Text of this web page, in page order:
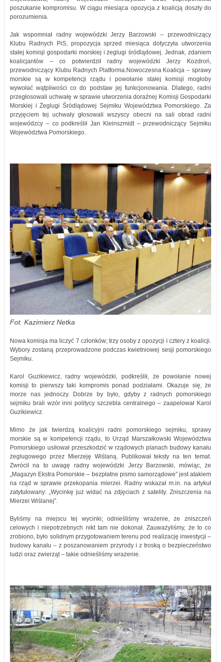
poszukanie kompromisu. W ciągu miesiąca opozycja z koalicją doszły do
porozumienia.
Jak wspomniał radny wojewódzki Jerzy Barzowski – przewodniczący
Klubu Radnych PiS, propozycja sprzed miesiąca dotyczyła utworzenia
stałej komisji gospodarki morskiej i żeglugi śródlądowej. Jednak, zdaniem
koalicjantów – co potwierdził radny wojewódzki Jerzy Kozdroń,
przewodniczący Klubu Radnych Platforma.Nowoczesna Koalicja – sprawy
morskie są w kompetencji rządu i powołanie stałej komisji mogłoby
wywołać wątpliwości co do podstaw jej funkcjonowania. Dlatego, radni
przegłosowali uchwałę w sprawie utworzenia doraźnej Komisji Gospodarki
Morskiej i Żeglugi Śródlądowej Sejmiku Województwa Pomorskiego. Za
przyjęciem tej uchwały głosowali wszyscy obecni na sali obrad radni
wojewódzcy – co podkreślił Jan Kleinszmidt – przewodniczący Sejmiku
Województwa Pomorskiego.
Fot. Kazimierz Netka
Nowa komisja ma liczyć 7 członków; trzy osoby z opozycji i cztery z koalicji.
Wybory zostaną przeprowadzone podczas kwietniowej sesji pomorskiego
Sejmiku.
Karol Guzikiewicz, radny wojewódzki, podkreślił, że powołanie nowej
komisji to pierwszy taki kompromis ponad podziałami. Okazuje się, że
morze nas jednoczy. Dobrze by było, gdyby z radnych pomorskiego
sejmiku brali wzór inni politycy szczebla centralnego – zaapelował Karol
Guzikiewicz.
Mimo że jak twierdzą koalicyjni radni pomorskiego sejmiku, sprawy
morskie są w kompetencji rządu, to Urząd Marszałkowski Województwa
Pomorskiego usiłował przeszkodzić w rządowych planach budowy kanału
żeglugowego przez Mierzeję Wiślaną. Publikował teksty na ten temat.
Zwrócił na to uwagę radny wojewódzki Jerzy Barzowski, mówiąc, że
„Magazyn Ekstra Pomorskie – bezpłatne pismo samorządowe” jest atakiem
na rząd w sprawie przekopania mierzei. Radny wskazał m.in. na artykuł
zatytułowany: „Wycinkę już widać na zdjęciach z satelity. Zniszczenia na
Mierzei Wiślanej”.
Byliśmy na miejscu tej wycinki; odnieśliśmy wrażenie, ze zniszczeń
celowych i niepotrzebnych nikt tam nie dokonał. Zauważyliśmy, że to co
zrobiono, było solidnym przygotowaniem terenu pod realizację inwestycji –
budowy kanału – z poszanowaniem przyrody i z troską o bezpieczeństwo
ludzi oraz zwierząt – takie odnieśliśmy wrażenie.